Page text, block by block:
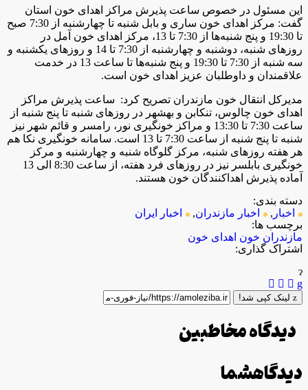
این مسئول در خصوص ساعت پذیرش مراکز اهدای خون استان
گفت: مرکز اهدای خون ساری و بابل شنبه تا چهارشنبه از 7:30 صبح
تا 19:30 و پنج شنبه‌ها از 7:30 تا 13، مرکز اهدای خون آمل در
روز‌های شنبه، دوشنبه و چهارشنبه از 7:30 تا 14 و روز‌های یکشنبه و
سه شنبه از 7:30 تا 19:30 و پنج شنبه‌ها تا ساعت 13 در خدمت
علاقمندان و داوطلبان عزیز اهدای خون است.
مدیرکل انتقال خون مازندران تصریح کرد: ساعت پذیرش مراکز
اهدای خون چالوس، تنکابن و بهشهر در روز‌های شنبه تا پنج شنبه از
ساعت 7:30 تا 13:30 و مراکز خونگیری نور، رامسر و قائم شهر نیز
شنبه تا پنج شنبه از ساعت 7:30 تا 13 است. سامانه خونگیری نکا هم
هر هفته روز‌های شنبه، مرکز گلوگاه شنبه و چهارشنبه و مرکز
خونگیری بابلسر نیز در روز‌های فرد هفته، از ساعت 8:30 الی 13
آماده پذیرش اهداکنندگان خون هستند.
دسته بندی:
اخبار , اخبار مازندران,
اخبار ایران
برچسب ها:
مازندران خون اهدای خون
اشتراک گذاری:
لینک کپی شد!
دیدگاه مخاطبین
دیدگاهشما